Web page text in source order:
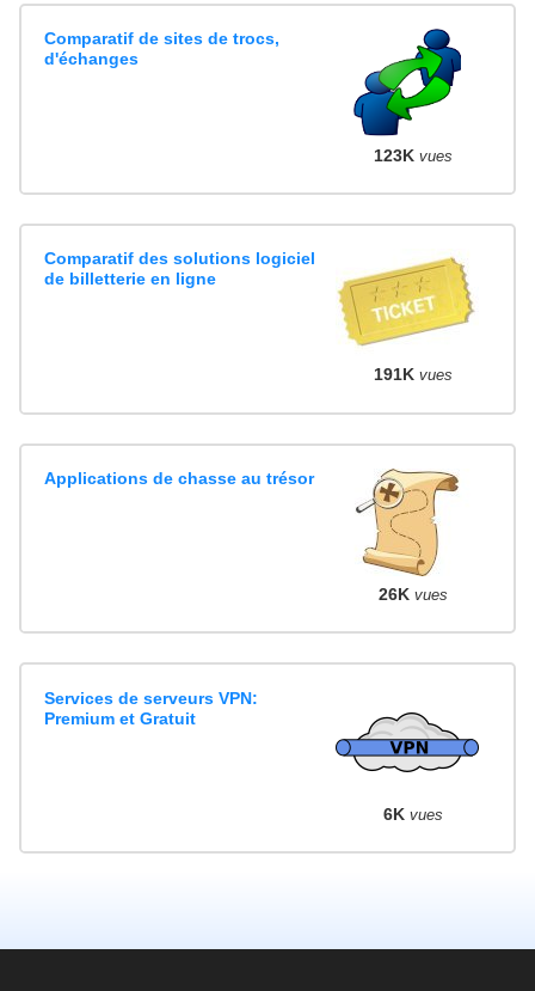
Comparatif de sites de trocs,
d'échanges
123K vues
Comparatif des solutions logiciel
de billetterie en ligne
191K vues
Applications de chasse au trésor
26K vues
Services de serveurs VPN:
Premium et Gratuit
6K vues